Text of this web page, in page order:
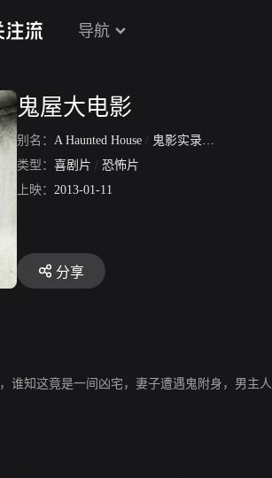
导航
鬼屋大电影
别名： A Haunted House / 鬼影实录大电影
类型： 喜剧片 / 恐怖片
上映： 2013-01-11
分享
谁知这竟是一间凶宅，妻子遭遇鬼附身，男主